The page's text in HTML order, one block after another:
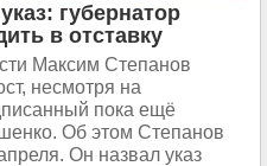
губернатор
в отставку
Максим Степанов
несмотря на
пока ещё
Об этом Степанов
Он назвал указ